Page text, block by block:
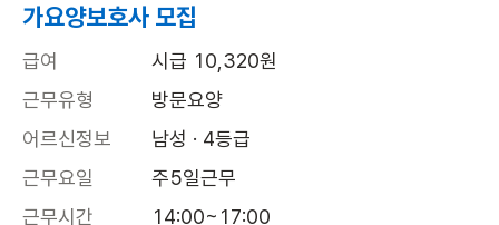
가요양보호사 모집
급여
시급 10,320원
근무유형
방문요양
어르신정보
남성 · 4등급
근무요일
주5일근무
근무시간
14:00~17:00